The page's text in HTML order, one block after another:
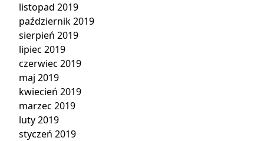
listopad 2019
październik 2019
sierpień 2019
lipiec 2019
czerwiec 2019
maj 2019
kwiecień 2019
marzec 2019
luty 2019
styczeń 2019